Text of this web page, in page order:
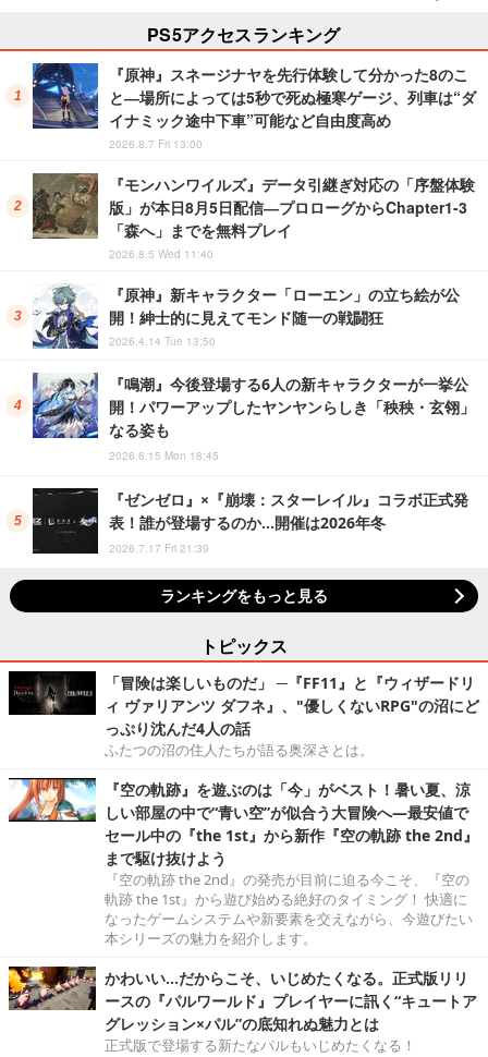
PS5アクセスランキング
『原神』スネージナヤを先行体験して分かった8のこ
と―場所によっては5秒で死ぬ極寒ゲージ、列車は“ダ
イナミック途中下車”可能など自由度高め
2026.8.7 Fri 13:00
『モンハンワイルズ』データ引継ぎ対応の「序盤体験
版」が本日8月5日配信―プロローグからChapter1-3
「森へ」までを無料プレイ
2026.8.5 Wed 11:40
『原神』新キャラクター「ローエン」の立ち絵が公
開！紳士的に見えてモンド随一の戦闘狂
2026.4.14 Tue 13:50
『鳴潮』今後登場する6人の新キャラクターが一挙公
開！パワーアップしたヤンヤンらしき「秧秧・玄翎」
なる姿も
2026.6.15 Mon 18:45
『ゼンゼロ』×『崩壊：スターレイル』コラボ正式発
表！誰が登場するのか…開催は2026年冬
2026.7.17 Fri 21:39
ランキングをもっと見る
トピックス
「冒険は楽しいものだ」 ─『FF11』と『ウィザードリ
ィ ヴァリアンツ ダフネ』、"優しくないRPG"の沼にど
っぷり沈んだ4人の話
ふたつの沼の住人たちが語る奥深さとは。
『空の軌跡』を遊ぶのは「今」がベスト！暑い夏、涼
しい部屋の中で“青い空”が似合う大冒険へ―最安値で
セール中の『the 1st』から新作『空の軌跡 the 2nd』
まで駆け抜けよう
『空の軌跡 the 2nd』の発売が目前に迫る今こそ、『空の
軌跡 the 1st』から遊び始める絶好のタイミング！ 快適に
なったゲームシステムや新要素を交えながら、今遊びたい
本シリーズの魅力を紹介します。
かわいい…だからこそ、いじめたくなる。正式版リリ
ースの『パルワールド』プレイヤーに訊く“キュートア
グレッション×パル”の底知れぬ魅力とは
正式版で登場する新たなパルもいじめたくなる！